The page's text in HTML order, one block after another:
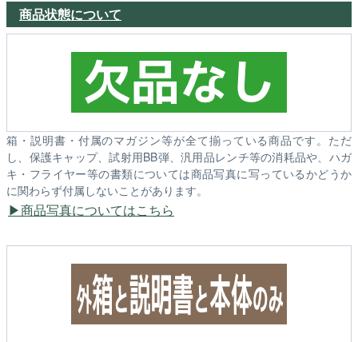
商品状態について
箱・説明書・付属のマガジン等が全て揃っている商品です。ただ
し、保護キャップ、試射用BB弾、汎用品レンチ等の消耗品や、ハガ
キ・フライヤー等の書類については商品写真に写っているかどうか
に関わらず付属しないことがあります。
商品写真についてはこちら